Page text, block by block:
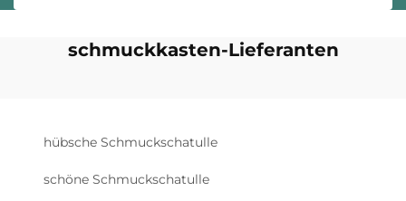
schmuckkasten-Lieferanten
hübsche Schmuckschatulle
schöne Schmuckschatulle